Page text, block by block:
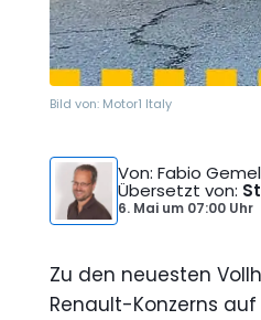
Bild von: Motor1 Italy
Von: Fabio
Übersetzt von:
6. Mai um 07:00 Uhr
Zu den neuesten
Renault-Konzerns auf